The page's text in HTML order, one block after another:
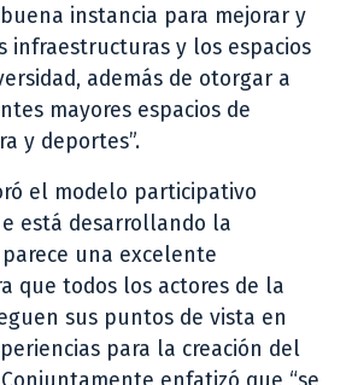
instancia para mejorar y
infraestructuras y los espacios
además de otorgar a
mayores espacios de
y deportes”.
el modelo participativo
está desarrollando la
parece una excelente
que todos los actores de la
sus puntos de vista en
para la creación del